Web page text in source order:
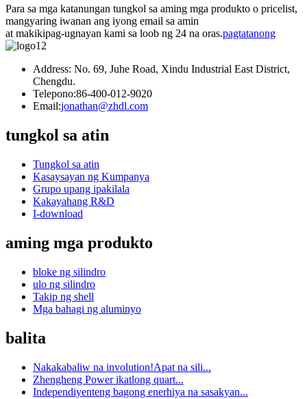
Para sa mga katanungan tungkol sa aming mga produkto o pricelist,
mangyaring iwanan ang iyong email sa amin
at makikipag-ugnayan kami sa loob ng 24 na oras.pagtatanong
Address: No. 69, Juhe Road, Xindu Industrial East District,
Chengdu.
Telepono:86-400-012-9020
Email:jonathan@zhdl.com
tungkol sa atin
Tungkol sa atin
Kasaysayan ng Kumpanya
Grupo upang ipakilala
Kakayahang R&D
I-download
aming mga produkto
bloke ng silindro
ulo ng silindro
Takip ng shell
Mga bahagi ng aluminyo
balita
Nakakabaliw na involution!Apat na sili...
Zhengheng Power ikatlong quart...
Independiyenteng bagong enerhiya na sasakyan...